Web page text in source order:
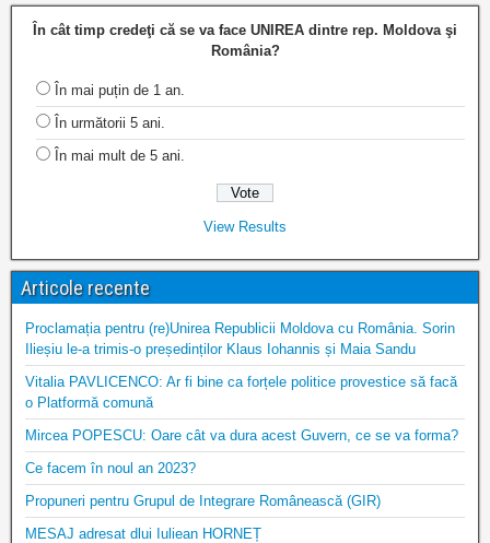
În cât timp credeţi că se va face UNIREA dintre rep. Moldova şi
România?
În mai puțin de 1 an.
În următorii 5 ani.
În mai mult de 5 ani.
View Results
Articole recente
Proclamația pentru (re)Unirea Republicii Moldova cu România. Sorin
Ilieșiu le-a trimis-o președinților Klaus Iohannis și Maia Sandu
Vitalia PAVLICENCO: Ar fi bine ca forțele politice provestice să facă
o Platformă comună
Mircea POPESCU: Oare cât va dura acest Guvern, ce se va forma?
Ce facem în noul an 2023?
Propuneri pentru Grupul de Integrare Românească (GIR)
MESAJ adresat dlui Iuliean HORNEȚ